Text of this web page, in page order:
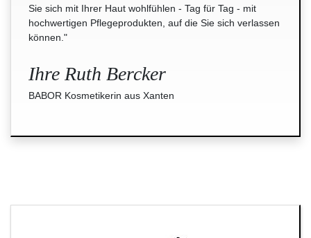
Sie sich mit Ihrer Haut wohlfühlen - Tag für Tag - mit
hochwertigen Pflegeprodukten, auf die Sie sich verlassen
können."
Ihre Ruth Bercker
BABOR Kosmetikerin aus Xanten